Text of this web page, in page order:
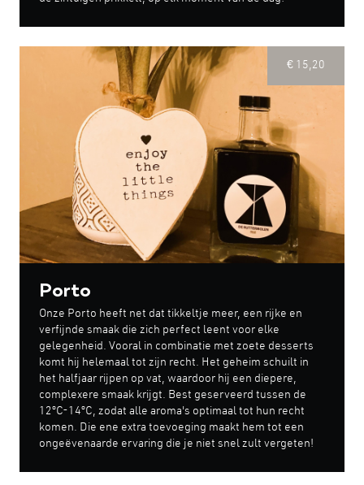
€ 15,20
Porto
Onze Porto heeft net dat tikkeltje meer, een rijke en
verfijnde smaak die zich perfect leent voor elke
gelegenheid. Vooral in combinatie met zoete desserts
komt hij helemaal tot zijn recht. Het geheim schuilt in
het halfjaar rijpen op vat, waardoor hij een diepere,
complexere smaak krijgt. Best geserveerd tussen de
12ºC-14ºC, zodat alle aroma's optimaal tot hun recht
komen. Die ene extra toevoeging maakt hem tot een
ongeëvenaarde ervaring die je niet snel zult vergeten!